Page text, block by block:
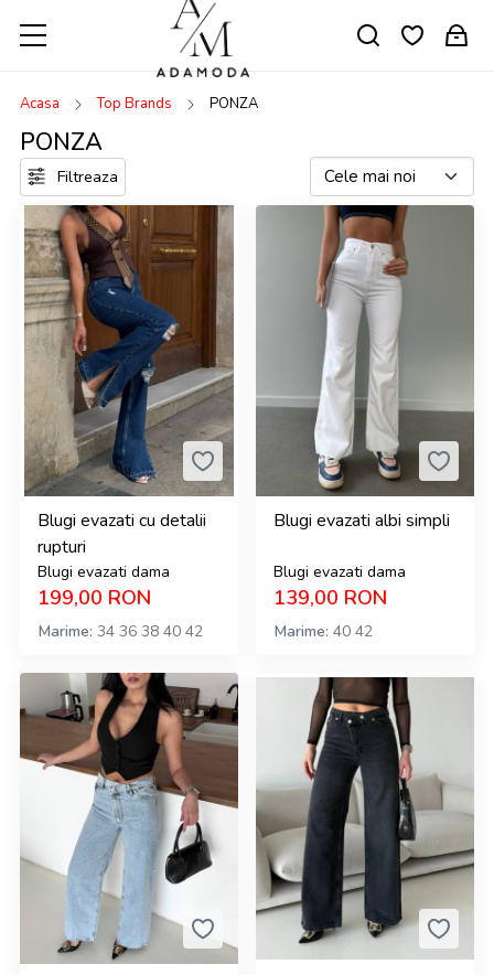
Acasa Top Brands PONZA
PONZA
Filtreaza
Blugi evazati cu detalii
rupturi
Blugi evazati dama
199,00 RON
Marime 34 36 38 40 42
Blugi evazati albi simpli
Blugi evazati dama
139,00 RON
Marime 40 42